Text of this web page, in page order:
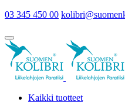
03 345 450 00
Kaikki tuotteet